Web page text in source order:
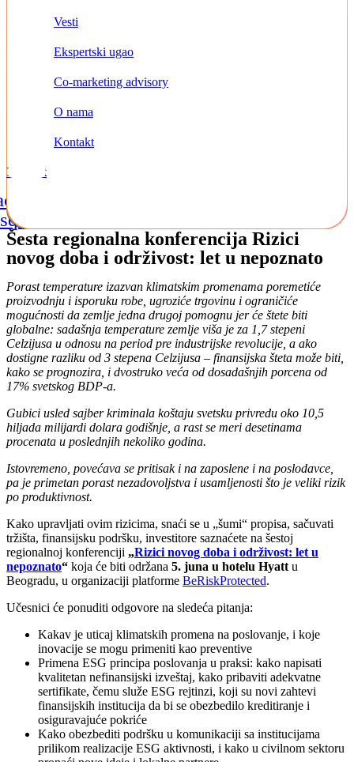
Vesti
Ekspertski ugao
Co-marketing advisory
O nama
Kontakt
Kontakt
square
Šesta regionalna konferencija Rizici
novog doba i održivost: let u nepoznato
Porast temperature izazvan klimatskim promenama poremetiće
proizvodnju i isporuku robe, ugroziće trgovinu i ograničiće
mogućnosti da zemlje jedna drugoj pomognu jer će štete biti
globalne: sadašnja temperature zemlje viša je za 1,7 stepeni
Celzijusa u odnosu na period pre industrijske revolucije, a ako
dostigne razliku od 3 stepena Celzijusa – finansijska šteta može biti,
kako se prognozira, i dvostruko veća od dosadašnjih porcena od
17% svetskog BDP-a.
Gubici usled sajber kriminala koštaju svetsku privredu oko 10,5
hiljada milijardi dolara godišnje, a rast se meri desetinama
procenata u poslednjih nekoliko godina.
Istovremeno, povećava se pritisak i na zaposlene i na poslodavce,
pa je primetan porast nezadovoljstva i usamljenosti što je veliki rizik
po produktivnost.
Kako upravljati ovim rizicima, snaći se u „šumi“ propisa, sačuvati
tržišta, finansijsku podršku, investitore saznaćete na šestoj
regionalnoj konferenciji „Rizici novog doba i održivost: let u
nepoznato“ koja će biti održana 5. juna u hotelu Hyatt u
Beogradu, u organizaciji platforme BeRiskProtected.
Učesnici će ponuditi odgovore na sledeća pitanja:
Kakav je uticaj klimatskih promena na poslovanje, i koje
inovacije se mogu primeniti kao preventive
Primena ESG principa poslovanja u praksi: kako napisati
kvalitetan nefinansijski izveštaj, kako pribaviti adekvatne
sertifikate, čemu služe ESG rejtinzi, koji su novi zahtevi
finansijskih institucija da bi se obezbedilo kreditiranje i
osiguravajuće pokriće
Kako obezbediti podršku u komunikaciji sa institucijama
prilikom realizacije ESG aktivnosti, i kako u civilnom sektoru